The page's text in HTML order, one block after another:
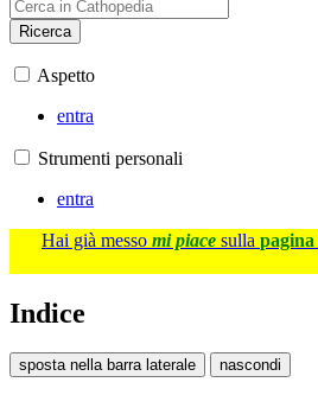
Ricerca
Aspetto
entra
Strumenti personali
entra
Hai già messo mi piace sulla pagina
Indice
sposta nella barra laterale nascondi